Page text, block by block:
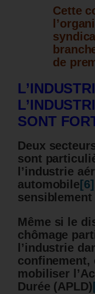
Cette
de
SONT
Deux
sont
l’industrie
automobile [6]
Même si le
chômage
l’industrie
confinement,
mobiliser
Durée (APLD)